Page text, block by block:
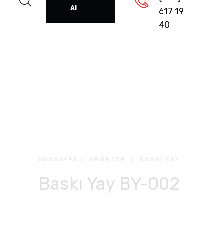
Al
617 19
40
ANASAYFA / ÜRÜNLER / BASKI YAY
Baskı Yay BY-002